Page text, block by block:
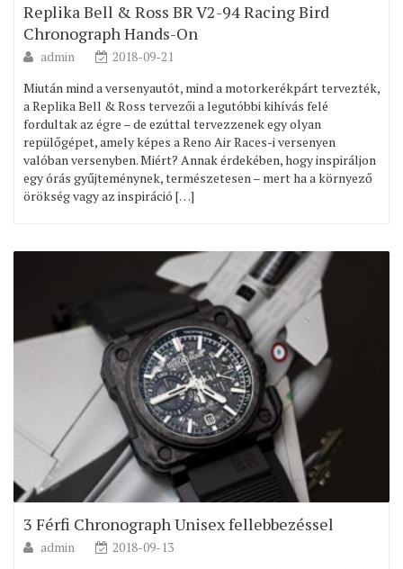
Replika Bell & Ross BR V2-94 Racing Bird
Chronograph Hands-On
admin
2018-09-21
Miután mind a versenyautót, mind a motorkerékpárt tervezték,
a Replika Bell & Ross tervezői a legutóbbi kihívás felé
fordultak az égre – de ezúttal tervezzenek egy olyan
repülőgépet, amely képes a Reno Air Races-i versenyen
valóban versenyben. Miért? Annak érdekében, hogy inspiráljon
egy órás gyűjteménynek, természetesen – mert ha a környező
örökség vagy az inspiráció […]
3 Férfi Chronograph Unisex fellebbezéssel
admin
2018-09-13